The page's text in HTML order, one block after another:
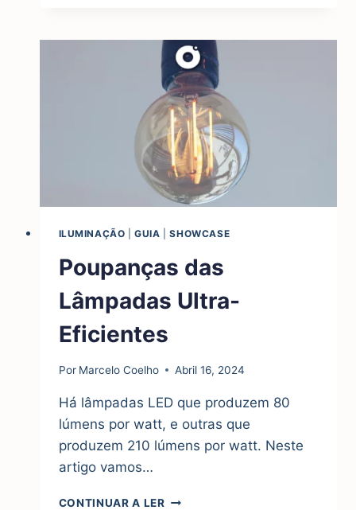
DE
CRIMPAGEM
ILUMINAÇÃO |GUIA |SHOWCASE
Poupanças das
Lâmpadas Ultra-
Eficientes
Por Marcelo Coelho Abril 16, 2024
Há lâmpadas LED que produzem 80
lúmens por watt, e outras que
produzem 210 lúmens por watt. Neste
artigo vamos…
CONTINUAR A LERPOUPANÇAS